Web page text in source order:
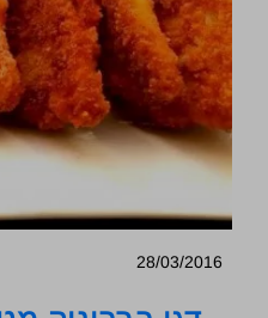
28/03/2016